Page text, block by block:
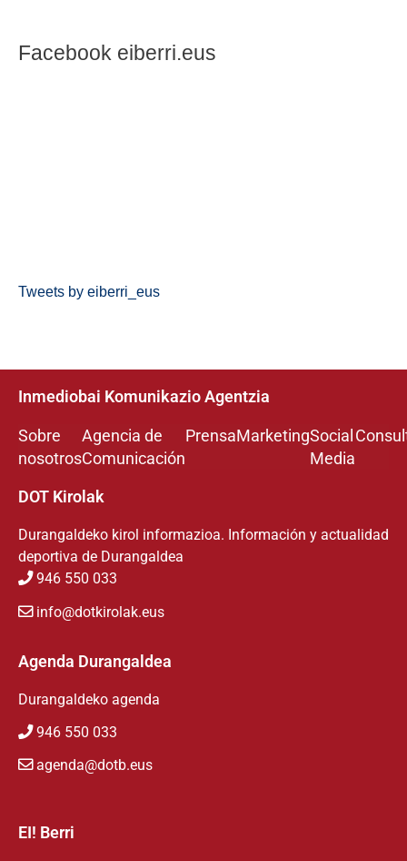
Facebook eiberri.eus
Tweets by eiberri_eus
Inmediobai Komunikazio Agentzia
Sobre
nosotros
Agencia de
Comunicación
PrensaMarketingSocial
Media
DOT Kirolak
Durangaldeko kirol informazioa. Información y actualidad
deportiva de Durangaldea
946 550 033
info@dotkirolak.eus
Agenda Durangaldea
Durangaldeko agenda
946 550 033
agenda@dotb.eus
EI! Berri